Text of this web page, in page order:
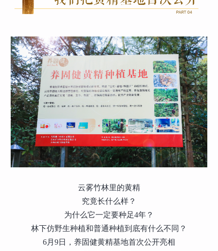
云雾竹林里的黄精
究竟长什么样？
为什么它一定要种足4年？
林下仿野生种植和普通种植到底有什么不同？
6月9日，养固健黄精基地首次公开亮相